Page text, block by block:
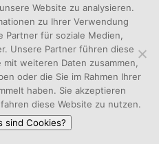
Website zu analysieren.
zu Ihrer Verwendung
Partner für soziale Medien,
Unsere Partner führen diese
weiteren Daten zusammen,
oder die Sie im Rahmen Ihrer
haben. Sie akzeptieren
diese Website zu nutzen.
sind Cookies?